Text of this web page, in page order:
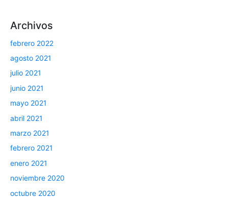
Archivos
febrero 2022
agosto 2021
julio 2021
junio 2021
mayo 2021
abril 2021
marzo 2021
febrero 2021
enero 2021
noviembre 2020
octubre 2020